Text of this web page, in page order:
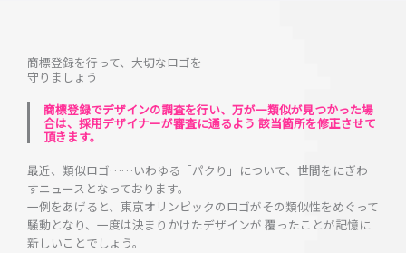
商標登録を行って、大切なロゴを
守りましょう
商標登録でデザインの調査を行い、万が一類似が見つかった場
合は、採用デザイナーが審査に通るよう 該当箇所を修正させて
頂きます。
最近、類似ロゴ……いわゆる「パクり」について、世間をにぎわ
すニュースとなっております。
一例をあげると、東京オリンピックのロゴがその類似性をめぐって
騒動となり、一度は決まりかけたデザインが 覆ったことが記憶に
新しいことでしょう。